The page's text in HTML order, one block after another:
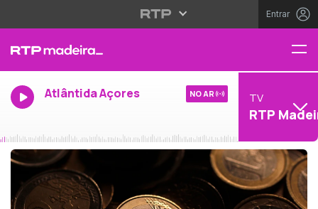
Entrar
Atlântida Açores NO AR TV
RTP